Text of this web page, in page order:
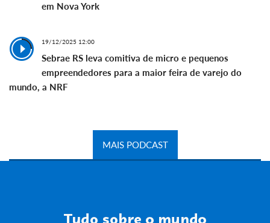
em Nova York
19/12/2025 12:00
Sebrae RS leva comitiva de micro e pequenos
empreendedores para a maior feira de varejo do
mundo, a NRF
MAIS PODCAST